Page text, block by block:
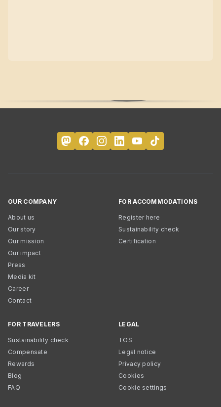
OUR COMPANY
About us
Our story
Our mission
Our impact
Press
Media kit
Career
Contact
FOR ACCOMMODATIONS
Register here
Sustainability check
Certification
FOR TRAVELERS
Sustainability check
Compensate
Rewards
Blog
FAQ
LEGAL
TOS
Legal notice
Privacy policy
Cookies
Cookie settings